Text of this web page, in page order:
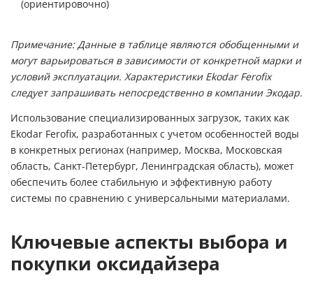
(ориентировочно)
Примечание: Данные в таблице являются обобщенными и
могут варьироваться в зависимости от конкретной марки и
условий эксплуатации. Характеристики Ekodar Ferofix
следует запрашивать непосредственно в компании Экодар.
Использование специализированных загрузок, таких как
Ekodar Ferofix, разработанных с учетом особенностей воды
в конкретных регионах (например, Москва, Московская
область, Санкт-Петербург, Ленинградская область), может
обеспечить более стабильную и эффективную работу
системы по сравнению с универсальными материалами.
Ключевые аспекты выбора и
покупки оксидайзера